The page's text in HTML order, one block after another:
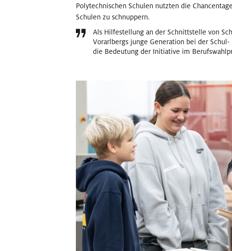
Polytechnischen Schulen nutzten die
Schulen zu schnuppern.
Als Hilfestellung an der Schnittstelle von
Vorarlbergs junge Generation bei der
die Bedeutung der Initiative im